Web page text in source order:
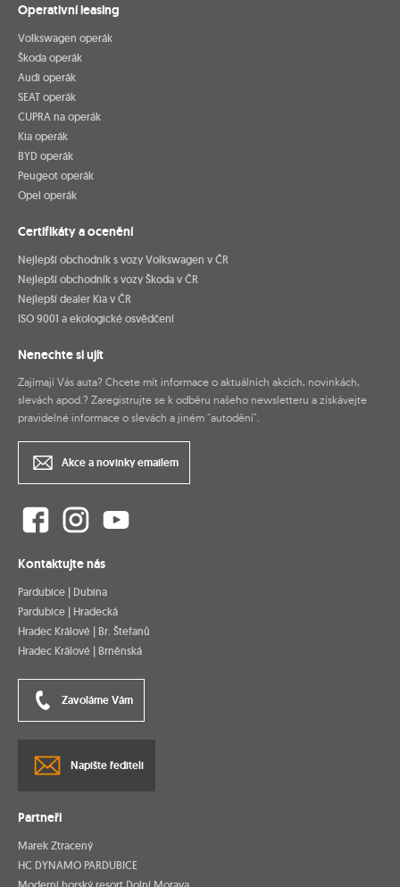
Operativní leasing
Volkswagen operák
Škoda operák
Audi operák
SEAT operák
CUPRA na operák
Kia operák
BYD operák
Peugeot operák
Opel operák
Certifikáty a ocenění
Nejlepší obchodník s vozy Volkswagen v ČR
Nejlepší obchodník s vozy Škoda v ČR
Nejlepší dealer Kia v ČR
ISO 9001 a ekologické osvědčení
Nenechte si ujít
Zajímají Vás auta? Chcete mít informace o aktuálních akcích, novinkách,
slevách apod.? Zaregistrujte se k odběru našeho newsletteru a získávejte
pravidelné informace o slevách a jiném "autodění".
Akce a novinky emailem
Kontaktujte nás
Pardubice | Dubina
Pardubice | Hradecká
Hradec Králové | Br. Štefanů
Hradec Králové | Brněnská
Zavoláme Vám
Napište řediteli
Partneři
Marek Ztracený
HC DYNAMO PARDUBICE